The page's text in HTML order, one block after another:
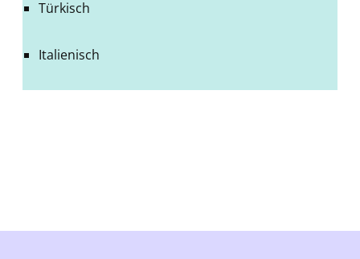
Türkisch
Italienisch